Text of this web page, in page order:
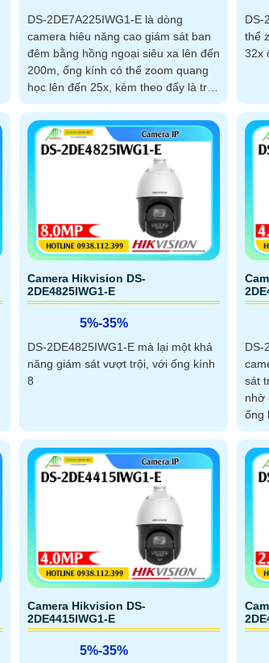
DS-2DE7A225IWG1-E là dòng
camera hiêu năng cao giám sát ban
đêm bằng hồng ngoại siêu xa lên đến
200m, ống kính có thể zoom quang
học lên đến 25x, kèm theo đấy là trí
tuệ nhân tạo AcuSense giúp tìm
keiesm nhanh chóng, tích hợp khe
cắm thẻ nhớ 512Gb và chuẩn chống
nước IP 67
DS-
thể
32x
Camera Hikvision DS-
2DE4825IWG1-E
5%-35%
DS-2DE4825IWG1-E mà lại một khả
năng giám sát vượt trội, với ống kính
8
DS-
sát
nhờ
ống
đến
Camera Hikvision DS-
2DE4415IWG1-E
5%-35%